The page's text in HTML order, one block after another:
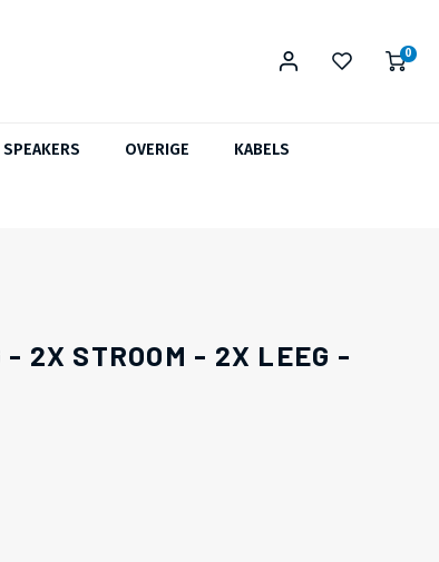
0
SPEAKERS OVERIGE KABELS
- 2X STROOM - 2X LEEG -